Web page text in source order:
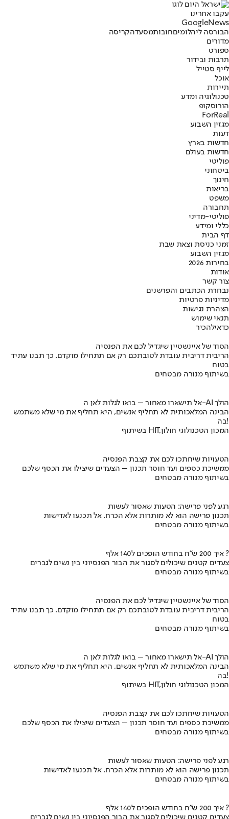
עקבו אחרינו
Googl eNews
הבורסה ליהלומיםחובותמסעדהקריסה
מדורים
ספורט
תרבות ובידור
לייף סטייל
אוכל
תיירות
טכנולוגיה ומדע
הורוסקופ
ForReal
מגזין השבוע
דעות
חדשות בארץ
חדשות בעולם
פוליטי
ביטחוני
חינוך
בריאות
משפט
תחבורה
פוליטי-מדיני
כללי ומידע
דף הבית
זמני כניסת וצאת שבת
מגזין השבוע
בחירות 2026
אודות
צור קשר
נבחרת הכתבים והפרשנים
מדיניות פרטיות
הצהרת נגישות
תנאי שימוש
כדאילהכיר
הסוד של איינשטיין שיגדיל לכם את הפנסיה
הריבית דריבית עובדת לטובתכם רק אם תתחילו מוקדם. כך תבנו עתיד
בטוח
בשיתוף מנורה מבטחים
אל תישארו מאחור – בואו לגלות לאן ה-AI הולך
הבינה המלאכותית לא תחליף אנשים, היא תחליף את מי שלא משתמש
בה!
בשיתוף HIT,המכון הטכנולוגי חולון
הטעויות שיחתכו לכם את קצבת הפנסיה
ממשיכת כספים ועד חוסר תכנון – הצעדים שיצילו את הכסף שלכם
בשיתוף מנורה מבטחים
רגע לפני פרישה: הטעות שאסור לעשות
תכנון פרישה הוא לא מותרות אלא הכרח. אל תכנעו לאדישות
בשיתוף מנורה מבטחים
איך 200 ש"ח בחודש הופכים ל140 אלף ?
צעדים קטנים שיכולים לסגור את הבור הפנסיוני בין נשים לגברים
בשיתוף מנורה מבטחים
הסוד של איינשטיין שיגדיל לכם את הפנסיה
הריבית דריבית עובדת לטובתכם רק אם תתחילו מוקדם. כך תבנו עתיד
בטוח
בשיתוף מנורה מבטחים
אל תישארו מאחור – בואו לגלות לאן ה-AI הולך
הבינה המלאכותית לא תחליף אנשים, היא תחליף את מי שלא משתמש
בה!
בשיתוף HIT,המכון הטכנולוגי חולון
הטעויות שיחתכו לכם את קצבת הפנסיה
ממשיכת כספים ועד חוסר תכנון – הצעדים שיצילו את הכסף שלכם
בשיתוף מנורה מבטחים
רגע לפני פרישה: הטעות שאסור לעשות
תכנון פרישה הוא לא מותרות אלא הכרח. אל תכנעו לאדישות
בשיתוף מנורה מבטחים
איך 200 ש"ח בחודש הופכים ל140 אלף ?